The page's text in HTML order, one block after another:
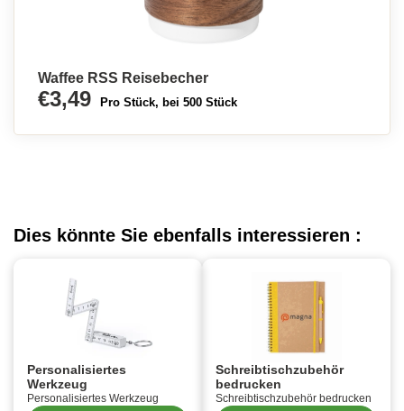
Waffee RSS Reisebecher
€3,49 Pro Stück, bei 500 Stück
Dies könnte Sie ebenfalls interessieren :
Personalisiertes
Werkzeug
Personalisiertes Werkzeug
Schreibtischzubehör
bedrucken
Schreibtischzubehör bedrucken